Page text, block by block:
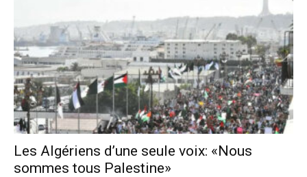
Les Algériens d’une seule voix: «Nous
sommes tous Palestine»